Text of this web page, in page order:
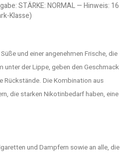
STÄRKE: NORMAL — Hinweis: 16
Klasse)
und einer angenehmen Frische, die
der Lippe, geben den Geschmack
Rückstände. Die Kombination aus
die starken Nikotinbedarf haben, eine
und Dampfern sowie an alle, die